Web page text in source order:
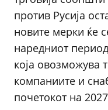
против Русија
новите мерки ќе
наредниот
која овозможува
компаниите и
почетокот на